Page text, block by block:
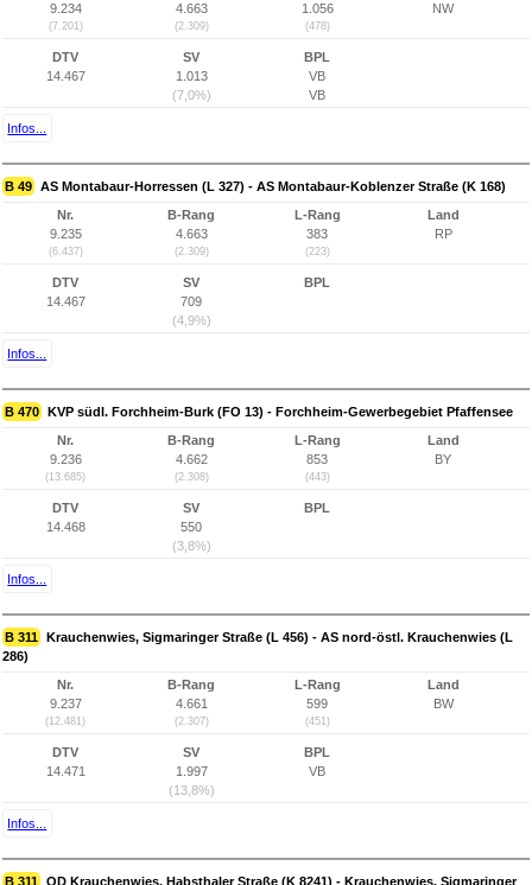
9.234
(7.201)
4.663
(2.309)
1.056
(478)
NW
DTV
14.467
SV
1.013
(7,0%)
BPL
VB
VB
Infos...
B 49 AS Montabaur-Horressen (L 327) - AS Montabaur-Koblenzer Straße (K 168)
Nr.
9.235
(6.437)
B-Rang
4.663
(2.309)
L-Rang
383
(223)
Land
RP
DTV
14.467
SV
709
(4,9%)
BPL
Infos...
B 470 KVP südl. Forchheim-Burk (FO 13) - Forchheim-Gewerbegebiet Pfaffensee
Nr.
9.236
(13.685)
B-Rang
4.662
(2.308)
L-Rang
853
(443)
Land
BY
DTV
14.468
SV
550
(3,8%)
BPL
Infos...
B 311 Krauchenwies, Sigmaringer Straße (L 456) - AS nord-östl. Krauchenwies (L
286)
Nr.
9.237
(12.481)
B-Rang
4.661
(2.307)
L-Rang
599
(451)
Land
BW
DTV
14.471
SV
1.997
(13,8%)
BPL
VB
Infos...
B 311 OD Krauchenwies, Habsthaler Straße (K 8241) - Krauchenwies, Sigmaringer